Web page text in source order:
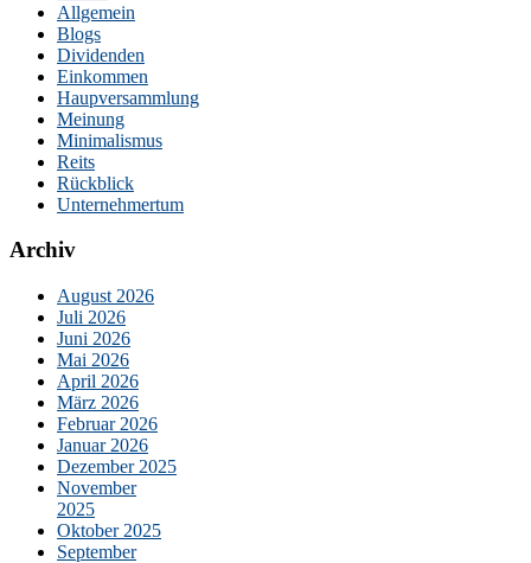
Allgemein
Blogs
Dividenden
Einkommen
Haupversammlung
Meinung
Minimalismus
Reits
Rückblick
Unternehmertum
Archiv
August 2026
Juli 2026
Juni 2026
Mai 2026
April 2026
März 2026
Februar 2026
Januar 2026
Dezember 2025
November
2025
Oktober 2025
September